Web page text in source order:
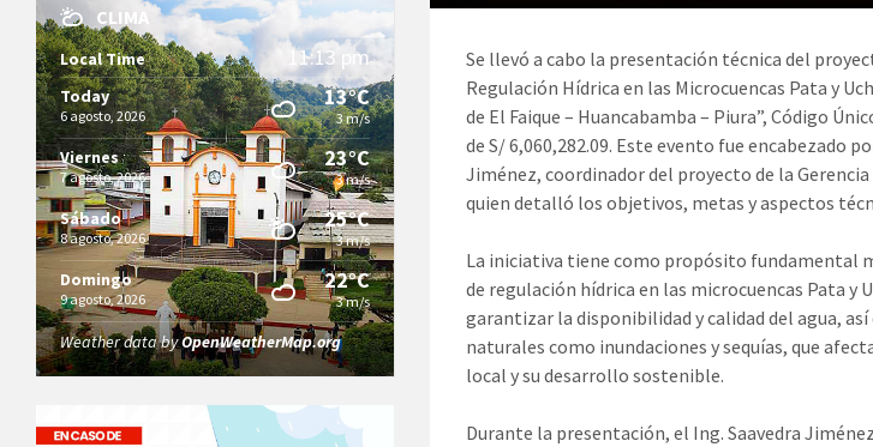
Se llevó a cabo la presentación técnica del
Regulación Hídrica en las Microcuencas Pata y
de El Faique – Huancabamba – Piura”, Código
de S/ 6,060,282.09. Este evento fue encabezado
Jiménez, coordinador del proyecto de la
quien detalló los objetivos, metas y aspectos
La iniciativa tiene como propósito fundamental
de regulación hídrica en las microcuencas Pata y
garantizar la disponibilidad y calidad del agua,
naturales como inundaciones y sequías, que
local y su desarrollo sostenible.
Durante la presentación, el Ing. Saavedra
CLIMA
Local Time 11:13 pm
Today
6 agosto, 2026
13°C
3 m/s
Viernes
7 agosto, 2026
23°C
3 m/s
Sábado
8 agosto, 2026
25°C
3 m/s
Domingo
9 agosto, 2026
22°C
3 m/s
Weather data byOpenWeatherMap.org